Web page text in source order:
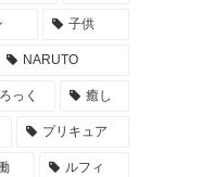
子供
NARUTO
っく 癒し
プリキュア
ルフィ